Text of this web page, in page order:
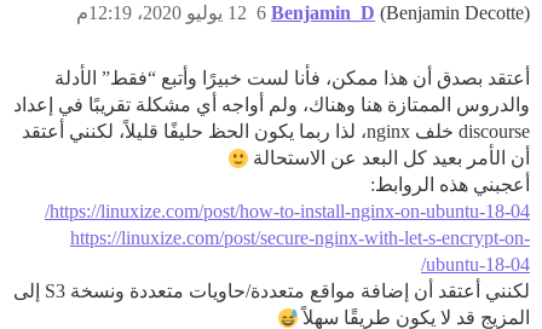
Benjamin_D (Benjamin Decotte) 12 يوليو 2020، 12:19م 6
أعتقد بصدق أن هذا ممكن، فأنا لست خبيرًا وأتبع “فقط” الأدلة
والدروس الممتازة هنا وهناك، ولم أواجه أي مشكلة تقريبًا في إعداد
discourse خلف nginx، لذا ربما يكون الحظ حليفًا قليلاً، لكنني أعتقد
أن الأمر بعيد كل البعد عن الاستحالة
أعجبني هذه الروابط:
https://linuxize.com/post/how-to-install-nginx-on-ubuntu-18-04/
https://linuxize.com/post/secure-nginx-with-let-s-encrypt-on-
ubuntu-18-04/
لكنني أعتقد أن إضافة مواقع متعددة/حاويات متعددة ونسخة S3 إلى
المزيج قد لا يكون طريقًا سهلاً